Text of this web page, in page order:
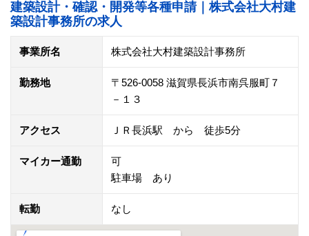
建築設計・確認・開発等各種申請｜株式会社大村建
築設計事務所の求人
事業所名 株式会社大村建築設計事務所
勤務地
〒526-0058 滋賀県長浜市南呉服町７
－１３
アクセス ＪＲ長浜駅 から 徒歩5分
マイカー通勤
可
駐車場 あり
転勤 なし